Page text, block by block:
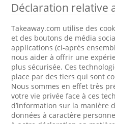
Déclaration relative
Takeaway.com utilise des
et des boutons de média
applications (ci-après
nous aider à offrir une
plus sécurisée. Ces
place par des tiers qui sont
Nous sommes en effet très
votre vie privée face à ces
d’information sur la manière
données à caractère